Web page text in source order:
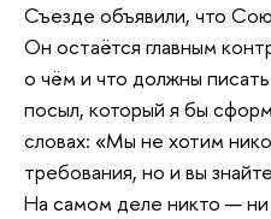
Съезде объявили, что
Он остаётся главным
о чём и что должны
посыл, который я бы
словах: «Мы не хотим
требования, но и вы
На самом деле никто —